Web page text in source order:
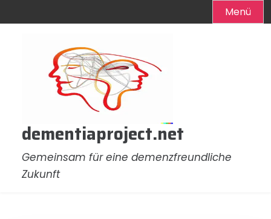
Menü
dementiaproject.net
Gemeinsam für eine demenzfreundliche
Zukunft